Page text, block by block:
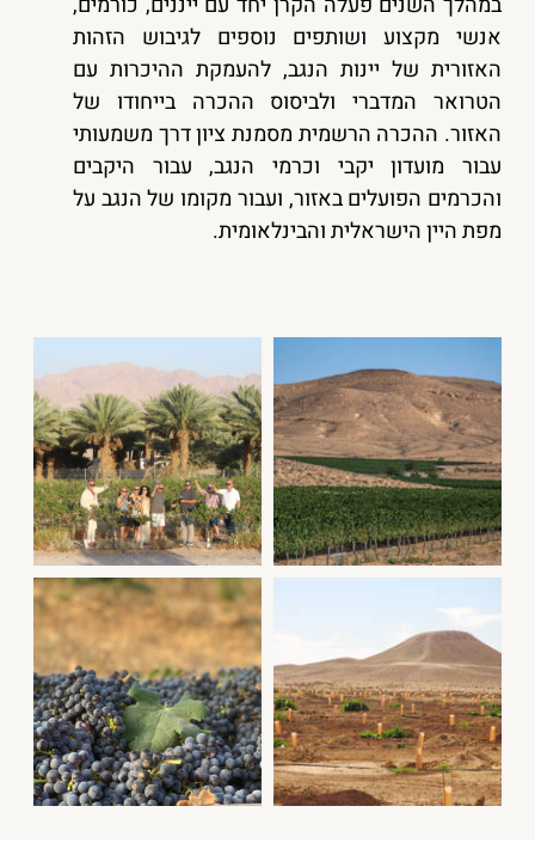
אנשי מקצוע ושותפים נוספים לגיבוש הזהות
האזורית של יינות הנגב, להעמקת ההיכרות עם
הטרואר המדברי ולביסוס ההכרה בייחודו של
האזור. ההכרה הרשמית מסמנת ציון דרך משמעותי
עבור מועדון יקבי וכרמי הנגב, עבור היקבים
והכרמים הפועלים באזור, ועבור מקומו של הנגב על
מפת היין הישראלית והבינלאומית.